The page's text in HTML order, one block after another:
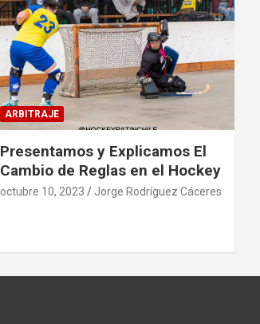
ARBITRAJE
Presentamos y Explicamos El
Cambio de Reglas en el Hockey
octubre 10, 2023 Jorge Rodríguez Cáceres